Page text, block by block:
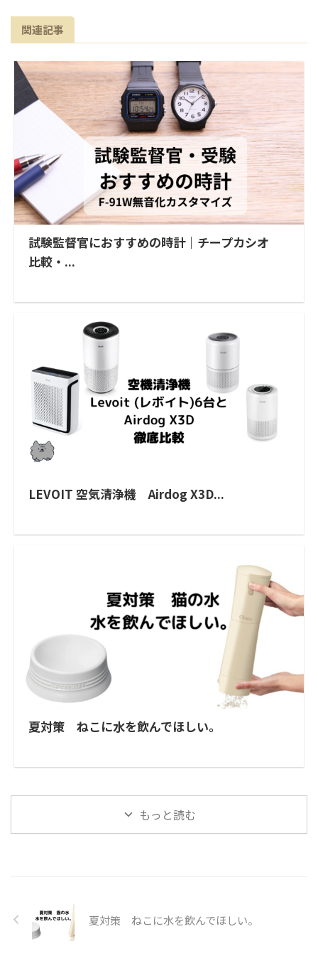
関連記事
試験監督官におすすめの時計｜チープカシオ
比較・...
LEVOIT 空気清浄機 Airdog X3D...
夏対策 ねこに水を飲んでほしい。
もっと読む
夏対策 ねこに水を飲んでほしい。